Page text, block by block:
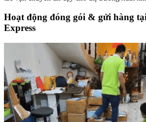
Hoạt động đóng gói & gửi hàng
Express